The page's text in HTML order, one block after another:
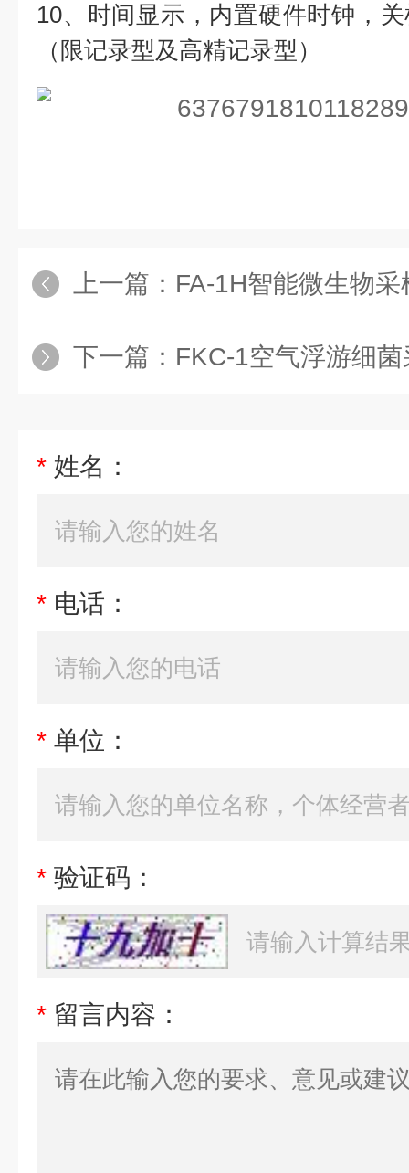
10、时间显示，内置硬件时钟，
（限记录型及高精记录型）
上一篇： FA-1H智能微生物采
下一篇： FKC-1空气浮游细
* 姓名：
* 电话：
* 单位：
* 验证码：
* 留言内容：